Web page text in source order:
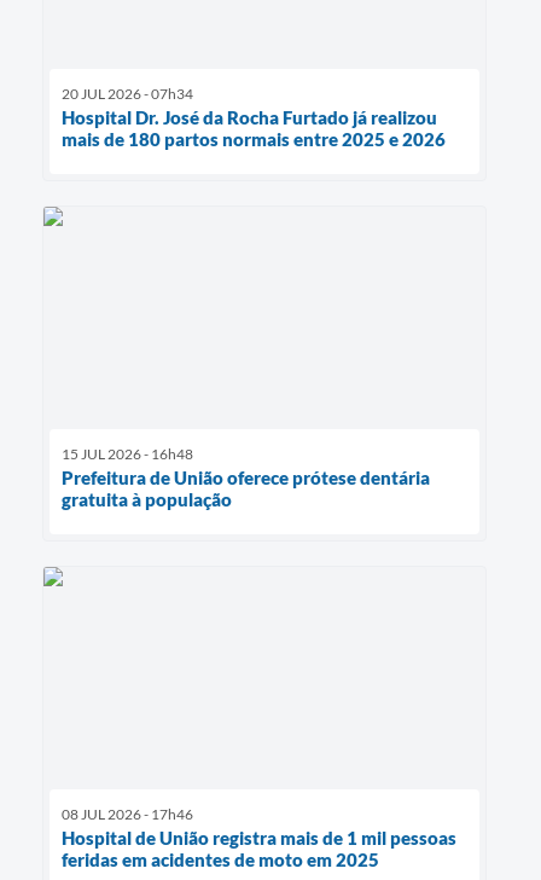
20 JUL 2026 - 07h34
Hospital Dr. José da Rocha Furtado já realizou
mais de 180 partos normais entre 2025 e 2026
15 JUL 2026 - 16h48
Prefeitura de União oferece prótese dentária
gratuita à população
08 JUL 2026 - 17h46
Hospital de União registra mais de 1 mil pessoas
feridas em acidentes de moto em 2025